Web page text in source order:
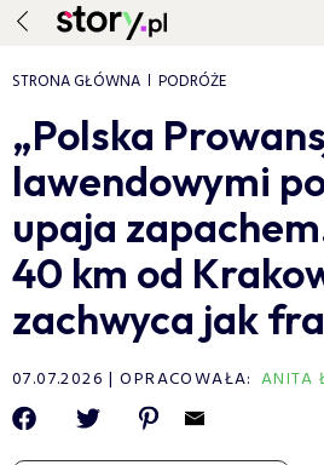
STRONA GŁÓWNA PODRÓŻE
„Polska
lawendowymi
upaja
40 km od
zachwyca jak
07.07.2026 OPRACOWAŁA: ANITA